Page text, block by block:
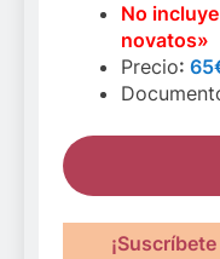
No
novatos»
Precio: